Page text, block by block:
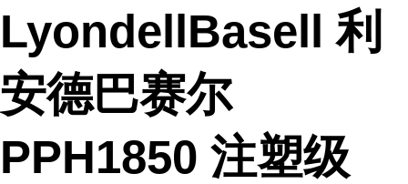
LyondellBasell 利
安德巴赛尔
PPH1850 注塑级